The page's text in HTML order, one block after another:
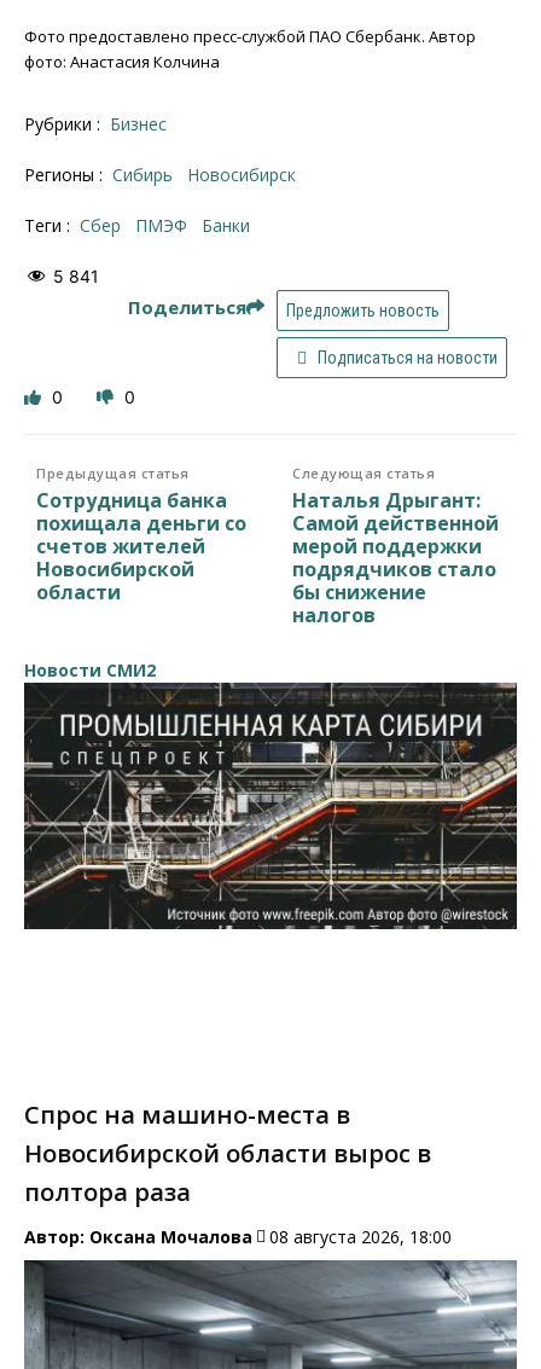
Фото предоставлено пресс-службой ПАО Сбербанк. Автор
фото: Анастасия Колчина
Рубрики : Бизнес
Регионы : Сибирь Новосибирск
Теги : Сбер ПМЭФ банки
5 841
Поделиться Предложить новость
Подписаться на новости
0 0
Предыдущая статья
Сотрудница банка
похищала деньги со
счетов жителей
Новосибирской
области
Следующая статья
Наталья Дрыгант:
Самой действенной
мерой поддержки
подрядчиков стало
бы снижение
налогов
Новости СМИ2
Спрос на машино-места в
Новосибирской области вырос в
полтора раза
Автор: Оксана Мочалова 08 августа 2026, 18:00